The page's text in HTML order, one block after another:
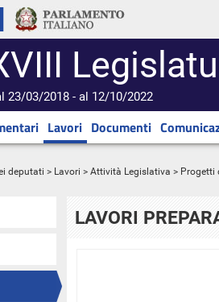
23/03/2018 - al 12/10/2022
Lavori Documenti
deputati > Lavori > Attività Legislativa > Progetti
LAVORI